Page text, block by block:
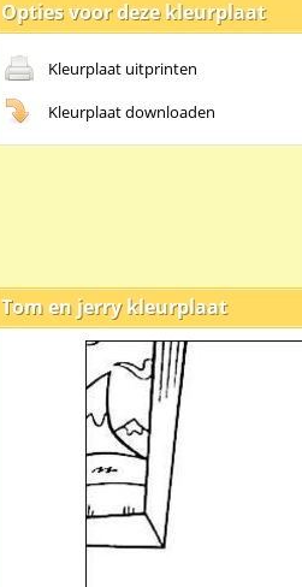
Opties voor deze kleurplaat
Kleurplaat uitprinten
Kleurplaat downloaden
Tom en jerry kleurplaat